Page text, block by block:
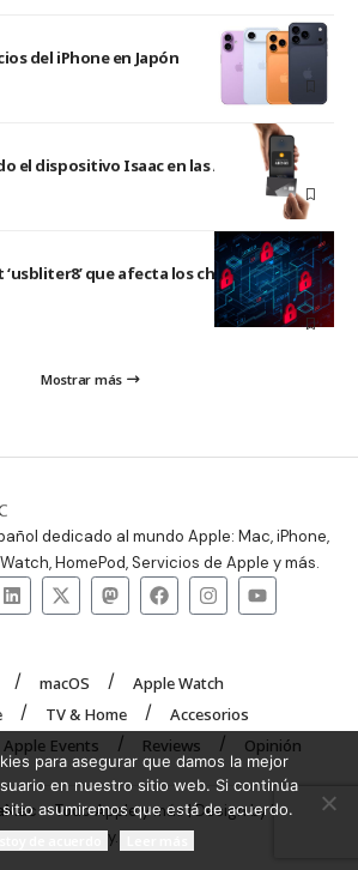
del iPhone en Japón
el dispositivo Isaac en las Apple Store
que afecta los chips de Apple
Mostrar más
dedicado al mundo Apple: Mac, iPhone,
HomePod, Servicios de Apple y más.
macOS
Apple Watch
TV & Home
Accesorios
Apple Events Reviews Opinión
– Todo Apple y más | Design byUNXON
Agency.
para asegurar que damos la mejor
en nuestro sitio web. Si continúa
asumiremos que está de acuerdo.